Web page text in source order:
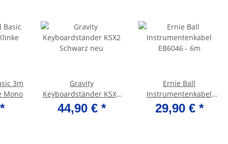
3m
Mono
*
Gravity
Keyboardständer KSX2
Schwarz neu
44,90 € *
Ernie Ball
Instrumentenkabel
EB6046 - 6m
29,90 € *